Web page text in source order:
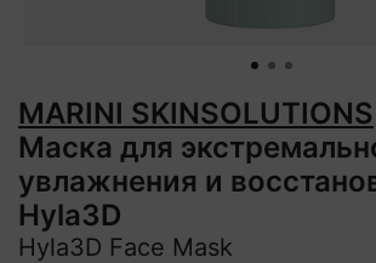
MARINI SKINSOLUTIONS
Маска для
увлажнения и
Hyla3D
Hyla3D Face Mask